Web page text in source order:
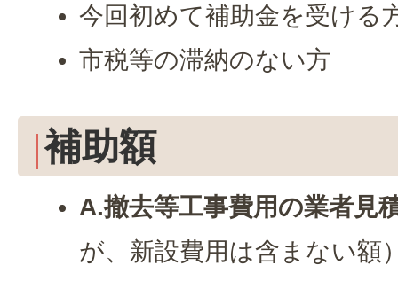
今回初めて補助金を受ける
市税等の滞納のない方
補助額
A.撤去等工事費用の業者見
が、新設費用は含まない額